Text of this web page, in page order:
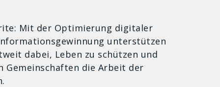
Mit der Optimierung digitaler
unterstützen
dabei, Leben zu schützen und
Gemeinschaften die Arbeit der